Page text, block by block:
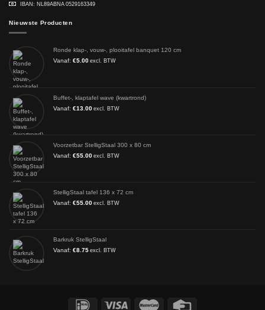
IBAN: NL89ABNA 0529163349
Nieuwste Producten
Ronde klap-, vouw-, plooitafel banquet 120 cm
Vanaf: €5.00 excl. BTW
Buffet-, klaptafel wave (kwartrond)
Vanaf: €13.00 excl. BTW
Voorzetbar StelligStaal 300 x 80 cm
Vanaf: €55.00 excl. BTW
StelligStaal tafel 136 x 72 cm
Vanaf: €55.00 excl. BTW
Barkruk StelligStaal
Vanaf: €8.75 excl. BTW